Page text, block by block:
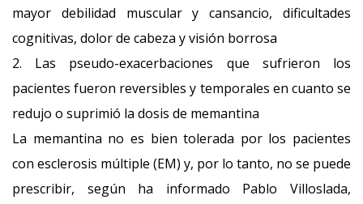
mayor debilidad muscular y cansancio, dificultades
cognitivas, dolor de cabeza y visión borrosa
2. Las pseudo-exacerbaciones que sufrieron los
pacientes fueron reversibles y temporales en cuanto se
redujo o suprimió la dosis de memantina
La memantina no es bien tolerada por los pacientes
con esclerosis múltiple (EM) y, por lo tanto, no se puede
prescribir, según ha informado Pablo Villoslada,